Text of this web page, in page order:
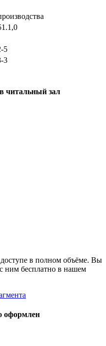
5
3
читальный зал
в полном объёме. Вы
ним бесплатно в нашем
оформлен